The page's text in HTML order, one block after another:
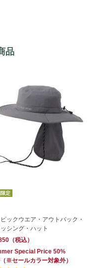
品
定
ピックウエア・アウトバック・
シング・ハット
（税込）
Special Price 50%
（※セールカラー対象外）